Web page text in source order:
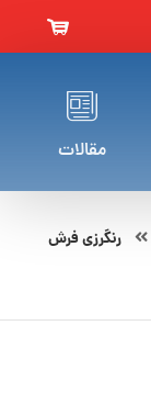
مقالات
رنگرزی فرش